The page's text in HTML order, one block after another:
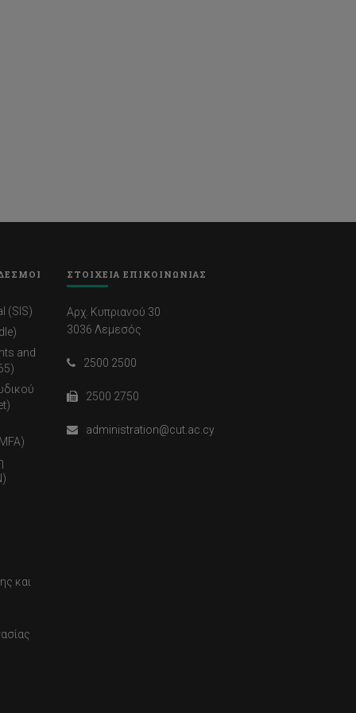
(SIS)
and
και
ΣΤΟΙΧΕΙΑ ΕΠΙΚΟΙΝΩΝΙΑΣ
Αρχ. Κυπριανού 30
3036 Λεμεσός
2500 2500
2500 2750
administration@cut.ac.cy